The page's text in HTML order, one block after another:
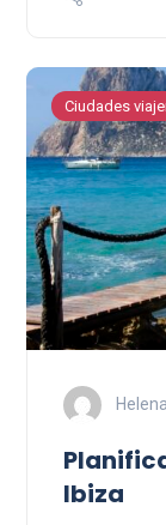
Ciudades
Ibiza